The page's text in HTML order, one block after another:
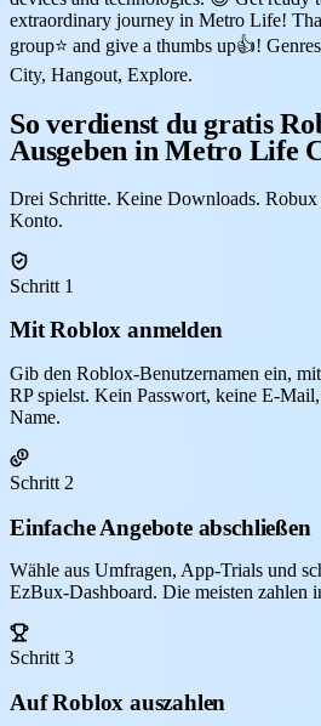
extraordinary journey in Metro Life!
group⭐ and give a thumbs up👍!
City, Hangout, Explore.
So verdienst du gratis
Ausgeben in Metro Life
Drei Schritte. Keine Downloads.
Konto.
Schritt 1
Mit Roblox anmelden
Gib den Roblox-Benutzernamen ein,
RP spielst. Kein Passwort, keine E-
Name.
Schritt 2
Einfache Angebote abschließen
Wähle aus Umfragen, App-Trials und
EzBux-Dashboard. Die meisten zahlen
Schritt 3
Auf Roblox auszahlen